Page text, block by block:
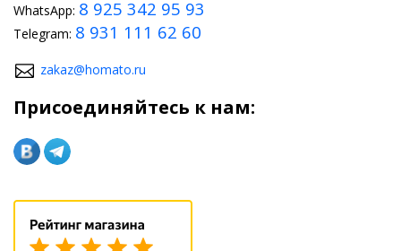
WhatsApp: 8 925 342 95 93
Telegram: 8 931 111 62 60
zakaz@homato.ru
Присоединяйтесь к нам: